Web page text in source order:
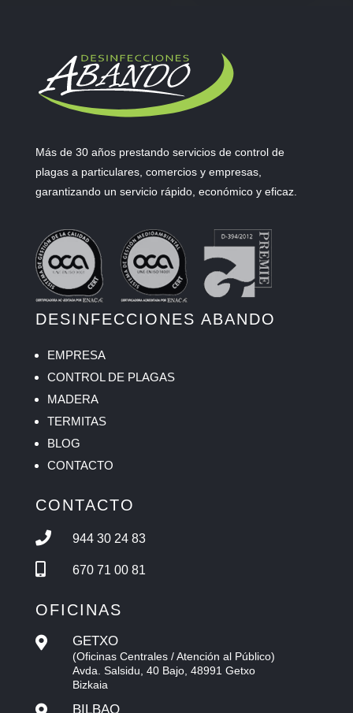
Más de 30 años prestando servicios de control de
plagas a particulares, comercios y empresas,
garantizando un servicio rápido, económico y eficaz.
DESINFECCIONES ABANDO
EMPRESA
CONTROL DE PLAGAS
MADERA
TERMITAS
BLOG
CONTACTO
CONTACTO
 944 30 24 83
 670 71 00 81
OFICINAS
 GETXO
(Oficinas Centrales / Atención al Público)
Avda. Salsidu, 40 Bajo, 48991 Getxo
Bizkaia
BILBAO